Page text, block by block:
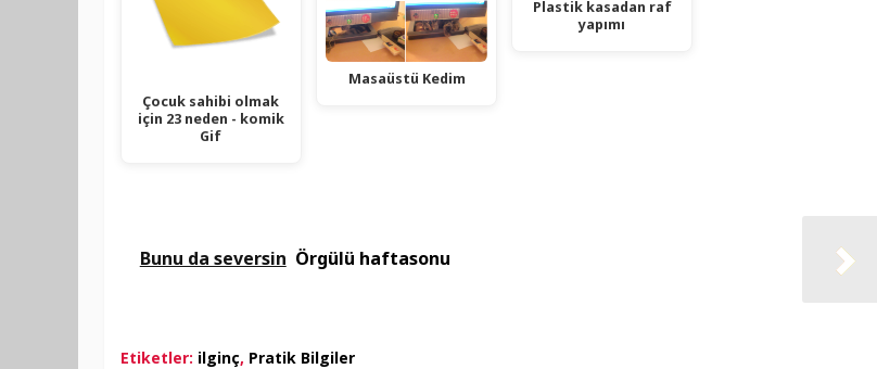
Çocuk sahibi olmak
için 23 neden - komik
Gif
Masaüstü Kedim
Plastik kasadan raf
yapımı
Bunu da seversin Örgülü haftasonu
Etiketler: ilginç, Pratik Bilgiler